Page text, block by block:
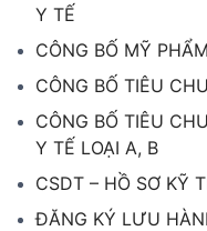
Y TẾ
CÔNG BỐ MỸ PHẨM
CÔNG BỐ TIÊU
CÔNG BỐ TIÊU
Y TẾ LOẠI A, B
CSDT – HỒ SƠ KỸ
ĐĂNG KÝ LƯU